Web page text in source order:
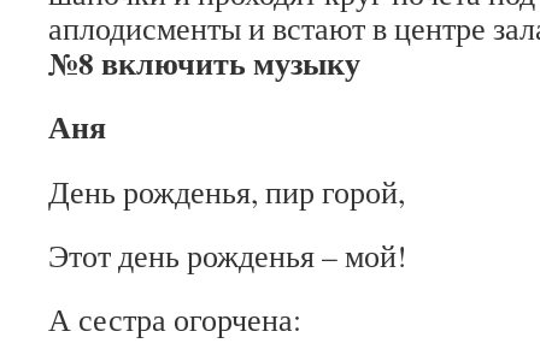
аплодисменты и встают в
№8 включить музыку
Аня
День рожденья, пир горой,
Этот день рожденья – мой!
А сестра огорчена: